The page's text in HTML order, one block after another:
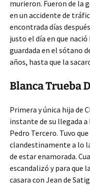
murieron. Fueron de la
en un accidente de
encontrada días
justo el día en que nació
guardada en el sótano
años, hasta que la
Blanca Trueba
Primera y única hija de
instante de su llegada a
Pedro Tercero. Tuvo
clandestinamente a lo
de estar enamorada.
escandalizó y para que
casara con Jean de